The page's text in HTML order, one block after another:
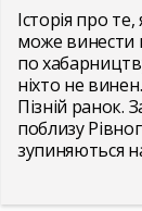
Історія про те,
може винести
по
ніхто не
Пізній ранок.
поблизу
зупиняються